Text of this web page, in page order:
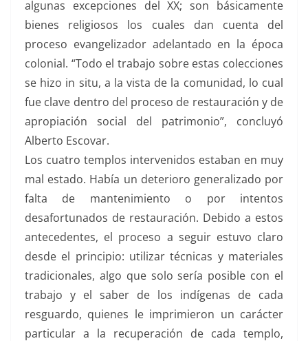
algunas excepciones del XX; son básicamente
bienes religiosos los cuales dan cuenta del
proceso evangelizador adelantado en la época
colonial. “Todo el trabajo sobre estas colecciones
se hizo in situ, a la vista de la comunidad, lo cual
fue clave dentro del proceso de restauración y de
apropiación social del patrimonio”, concluyó
Alberto Escovar.
Los cuatro templos intervenidos estaban en muy
mal estado. Había un deterioro generalizado por
falta de mantenimiento o por intentos
desafortunados de restauración. Debido a estos
antecedentes, el proceso a seguir estuvo claro
desde el principio: utilizar técnicas y materiales
tradicionales, algo que solo sería posible con el
trabajo y el saber de los indígenas de cada
resguardo, quienes le imprimieron un carácter
particular a la recuperación de cada templo,